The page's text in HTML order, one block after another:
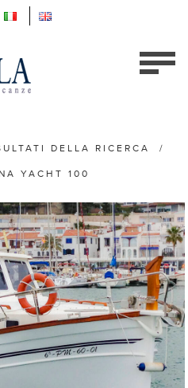
DELLA RICERCA /
YACHT 100